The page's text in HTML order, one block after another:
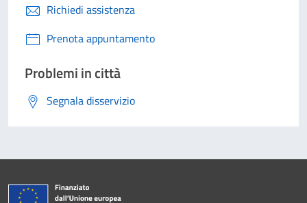
Richiedi assistenza
Prenota appuntamento
Problemi in città
Segnala disservizio